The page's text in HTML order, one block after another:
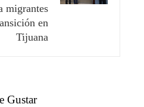
migrantes
en
Tijuana
Gustar